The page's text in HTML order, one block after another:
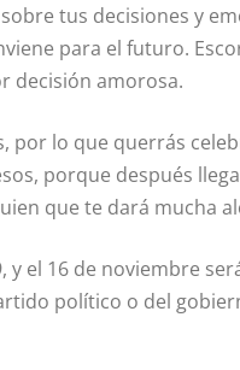
tus decisiones y
para el futuro.
decisión amorosa.
por lo que querrás
porque después
que te dará mucha
y el 16 de noviembre
político o del